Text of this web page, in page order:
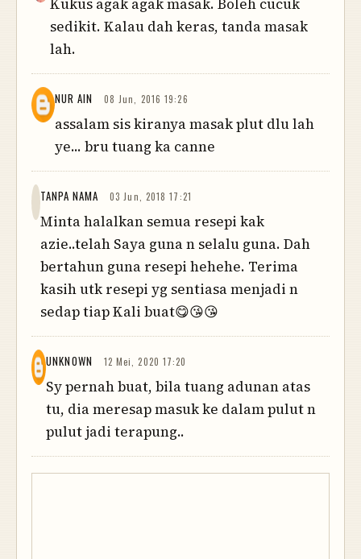
sedikit. Kalau dah keras, tanda masak
lah.
NUR AIN 08 Jun, 2016 19:26
assalam sis kiranya masak plut dlu lah
ye... bru tuang ka canne
TANPA NAMA 03 Jun, 2018 17:21
Minta halalkan semua resepi kak
azie..telah Saya guna n selalu guna. Dah
bertahun guna resepi hehehe. Terima
kasih utk resepi yg sentiasa menjadi n
sedap tiap Kali buat😋😘😘
UNKNOWN 12 Mei, 2020 17:20
Sy pernah buat, bila tuang adunan atas
tu, dia meresap masuk ke dalam pulut n
pulut jadi terapung..